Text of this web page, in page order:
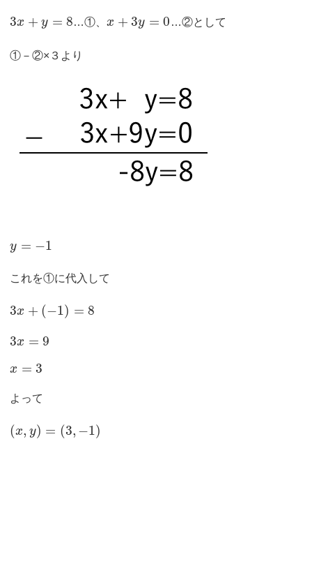
3x + y = 8…①、x + 3y = 0 …②として
①－②×３より
y = −1
これを①に代入して
3x + (−1) = 8
3x = 9
x = 3
よって
(x, y) = (3, −1)